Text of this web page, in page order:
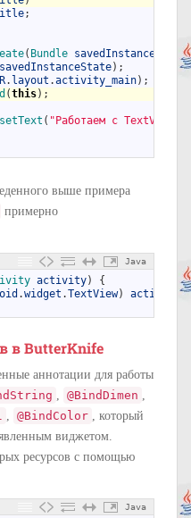
;
( Bundle savedInstanceState
savedInstanceState) ;
R. layout .activity_main) ;
(this) ;
setText ( "Работаем с TextView
выше примера
примерно
Java
activity)
{
.widget .TextView) activity.
в ButterKnife
аннотации для работы
@BindDimen
@BindColor
, который
виджетом.
ресурсов с помощью
Java